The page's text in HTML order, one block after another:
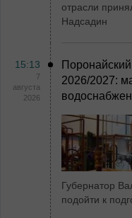
отрасли
Надсадин
15:13
7
августа
2026
2026/2027:
Губернатор
подойти к